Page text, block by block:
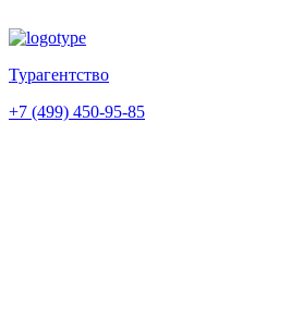
Турагентство
+7 (499) 450-95-85